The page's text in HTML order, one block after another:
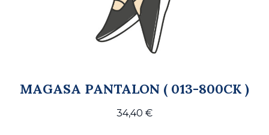
MAGASA PANTALON ( 013-800CK )
34,40 €